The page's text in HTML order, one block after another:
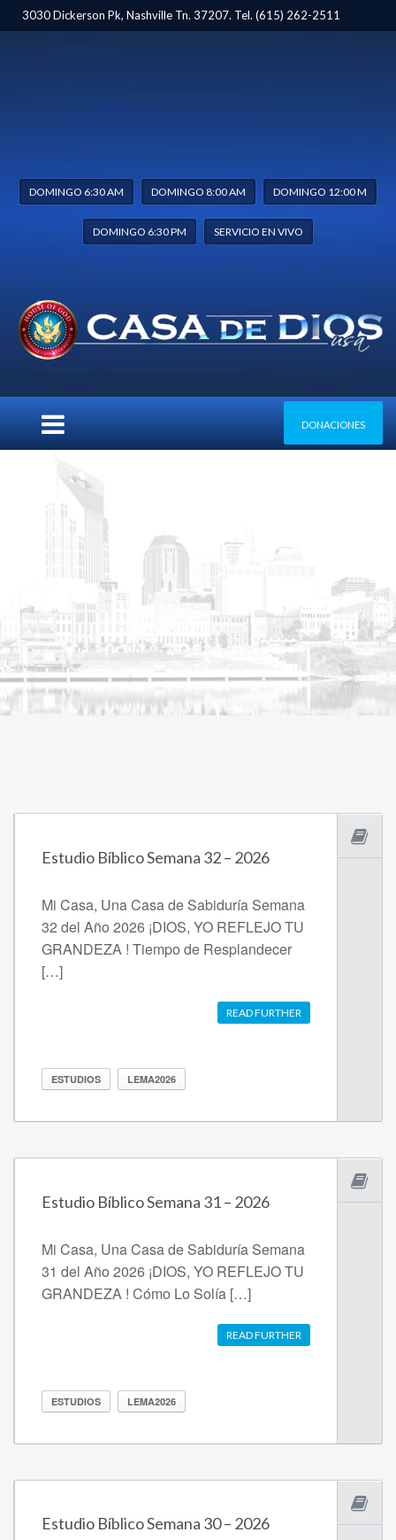
3030 Dickerson Pk, Nashville Tn. 37207. Tel. (615) 262-2511
DOMINGO 6:30 AM DOMINGO 8:00 AM DOMINGO 12:00 M
DOMINGO 6:30 PM SERVICIO EN VIVO
DONACIONES
Estudio Bíblico Semana 32 – 2026
Mi Casa, Una Casa de Sabiduría Semana
32 del Año 2026 ¡DIOS, YO REFLEJO TU
GRANDEZA ! Tiempo de Resplandecer
[…]
READ FURTHER
ESTUDIOS LEMA2026
Estudio Bíblico Semana 31 – 2026
Mi Casa, Una Casa de Sabiduría Semana
31 del Año 2026 ¡DIOS, YO REFLEJO TU
GRANDEZA ! Cómo Lo Solía […]
READ FURTHER
ESTUDIOS LEMA2026
Estudio Bíblico Semana 30 – 2026